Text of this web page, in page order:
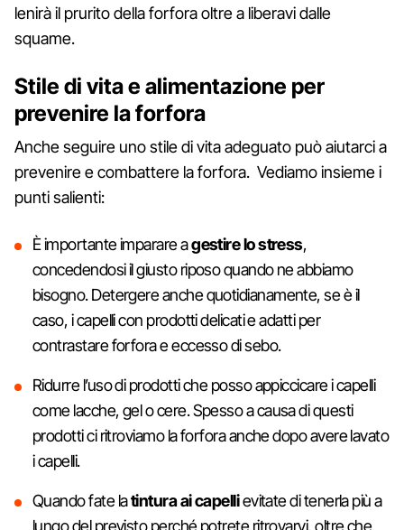
lenirà il prurito della forfora oltre a liberavi dalle
squame.
Stile di vita e alimentazione per
prevenire la forfora
Anche seguire uno stile di vita adeguato può aiutarci a
prevenire e combattere la forfora. Vediamo insieme i
punti salienti:
È importante imparare agestire lo stress,
concedendosi il giusto riposo quando ne abbiamo
bisogno. Detergere anche quotidianamente, se è il
caso, i capelli con prodotti delicati e adatti per
contrastare forfora e eccesso di sebo.
Ridurre l’uso di prodotti che posso appiccicare i capelli
come lacche, gel o cere. Spesso a causa di questi
prodotti ci ritroviamo la forfora anche dopo avere lavato
i capelli.
Quando fate latintura ai capellievitate di tenerla più a
lungo del previsto perché potrete ritrovarvi, oltre che